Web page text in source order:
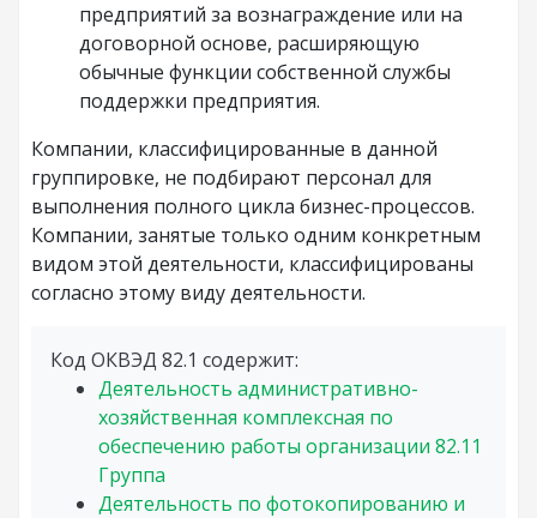
предприятий за вознаграждение или на
договорной основе, расширяющую
обычные функции собственной службы
поддержки предприятия.
Компании, классифицированные в данной
группировке, не подбирают персонал для
выполнения полного цикла бизнес-процессов.
Компании, занятые только одним конкретным
видом этой деятельности, классифицированы
согласно этому виду деятельности.
Код ОКВЭД 82.1 содержит:
Деятельность административно-
хозяйственная комплексная по
обеспечению работы организации 82.11
Группа
Деятельность по фотокопированию и